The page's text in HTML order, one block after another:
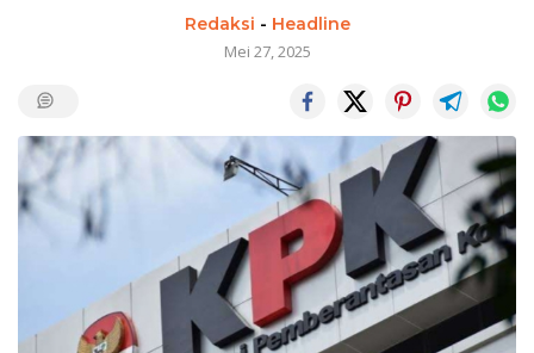
Redaksi - Headline
Mei 27, 2025